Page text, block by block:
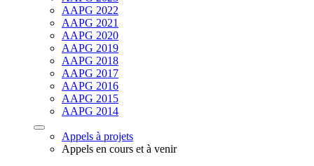
AAPG 2022
AAPG 2021
AAPG 2020
AAPG 2019
AAPG 2018
AAPG 2017
AAPG 2016
AAPG 2015
AAPG 2014
Appels à projets
Appels en cours et à venir